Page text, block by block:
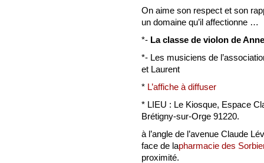
On aime son respect et son
un domaine qu’il affectionne …
*- La classe de violon de
*- Les musiciens de
et Laurent
* L’affiche à diffuser
* LIEU : Le Kiosque, Espace
Brétigny-sur-Orge 91220.
à l’angle de l’avenue Claude
face de lapharmacie des
proximité.